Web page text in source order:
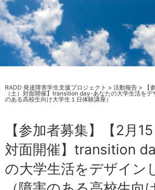
RADD 発達障害学生支援プロジェクト > 活動報告 >
【
（土）対面開催】transition day-あなたの大学生活を
のある高校生向け大学生１日体験講座）
【参加者募集】【2月15
対面開催】transition
の大学生活をデザイン